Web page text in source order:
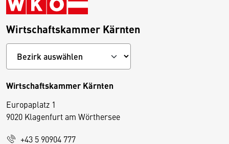
Wirtschaftskammer Kärnten
Wirtschaftskammer Kärnten
Europaplatz 1
9020 Klagenfurt am Wörthersee
+43 5 90904 777